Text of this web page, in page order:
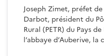
Joseph Zimet, préfet
Darbot, président du
Rural (PETR) du Pays
l’abbaye d’Auberive, la